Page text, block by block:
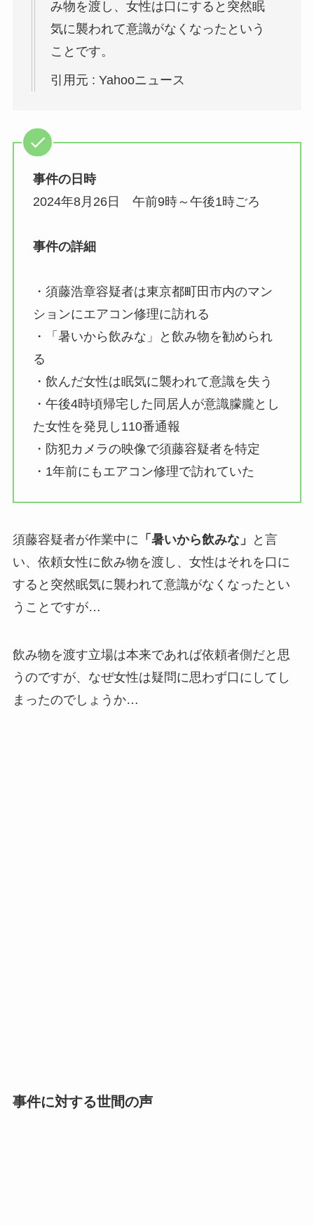
み物を渡し、女性は口にすると突然眠
気に襲われて意識がなくなったという
ことです。
引用元 : Yahooニュース
事件の日時
2024年8月26日 午前9時～午後1時ごろ
事件の詳細
・須藤浩章容疑者は東京都町田市内のマン
ションにエアコン修理に訪れる
・「暑いから飲みな」と飲み物を勧められ
る
・飲んだ女性は眠気に襲われて意識を失う
・午後4時頃帰宅した同居人が意識朦朧とし
た女性を発見し110番通報
・防犯カメラの映像で須藤容疑者を特定
・1年前にもエアコン修理で訪れていた
須藤容疑者が作業中に 「暑いから飲みな」
と言
い、依頼女性に飲み物を渡し、女性はそれを口に
すると突然眠気に襲われて意識がなくなったとい
うことですが…
飲み物を渡す立場は本来であれば依頼者側だと思
うのですが、なぜ女性は疑問に思わず口にしてし
まったのでしょうか…
事件に対する世間の声